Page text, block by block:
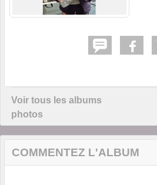
Voir tous les albums
photos
COMMENTEZ L'ALBUM